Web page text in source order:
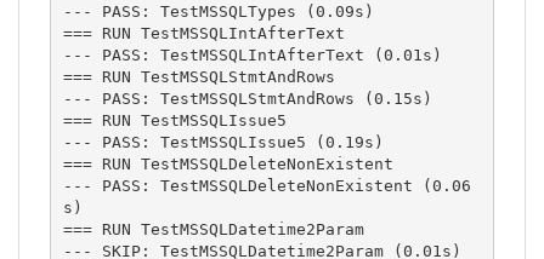
--- PASS: TestMSSQLTypes (0.09s)
=== RUN TestMSSQLIntAfterText
--- PASS: TestMSSQLIntAfterText (0.01s)
=== RUN TestMSSQLStmtAndRows
--- PASS: TestMSSQLStmtAndRows (0.15s)
=== RUN TestMSSQLIssue5
--- PASS: TestMSSQLIssue5 (0.19s)
=== RUN TestMSSQLDeleteNonExistent
--- PASS: TestMSSQLDeleteNonExistent (0.06
s)
=== RUN TestMSSQLDatetime2Param
--- SKIP: TestMSSQLDatetime2Param (0.01s)